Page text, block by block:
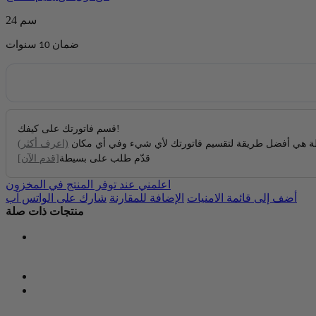
ضمان 10 سنوات
قسم فاتورتك على كيفك!
هي أفضل طريقة لتقسيم فاتورتك لأي شيء وفي أي مكان (اعرف أكثر)
قدّم طلب على بسيطة [قدم الآن]
اعلمني عند توفر المنتج في المخزون
أضف إلى قائمة الامنيات الإضافة للمقارنة شارك على الواتس آب
منتجات ذات صلة